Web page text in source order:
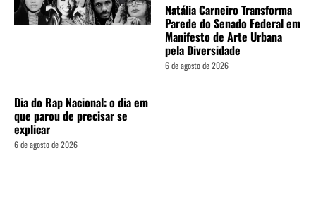
Dia do Rap Nacional: o dia em
que parou de precisar se
explicar
6 de agosto de 2026
Natália Carneiro Transforma
Parede do Senado Federal em
Manifesto de Arte Urbana
pela Diversidade
6 de agosto de 2026